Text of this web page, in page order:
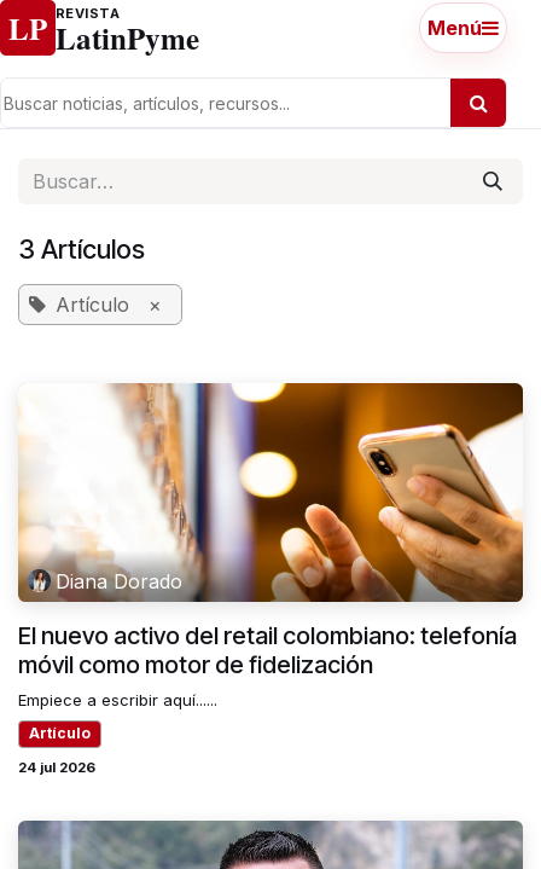
Ir al contenido
LP REVISTA
LatinPyme Menú
3 Artículos
Artículo ×
Diana Dorado
El nuevo activo del retail colombiano: telefonía
móvil como motor de fidelización
Empiece a escribir aquí......
Artículo
24 jul 2026